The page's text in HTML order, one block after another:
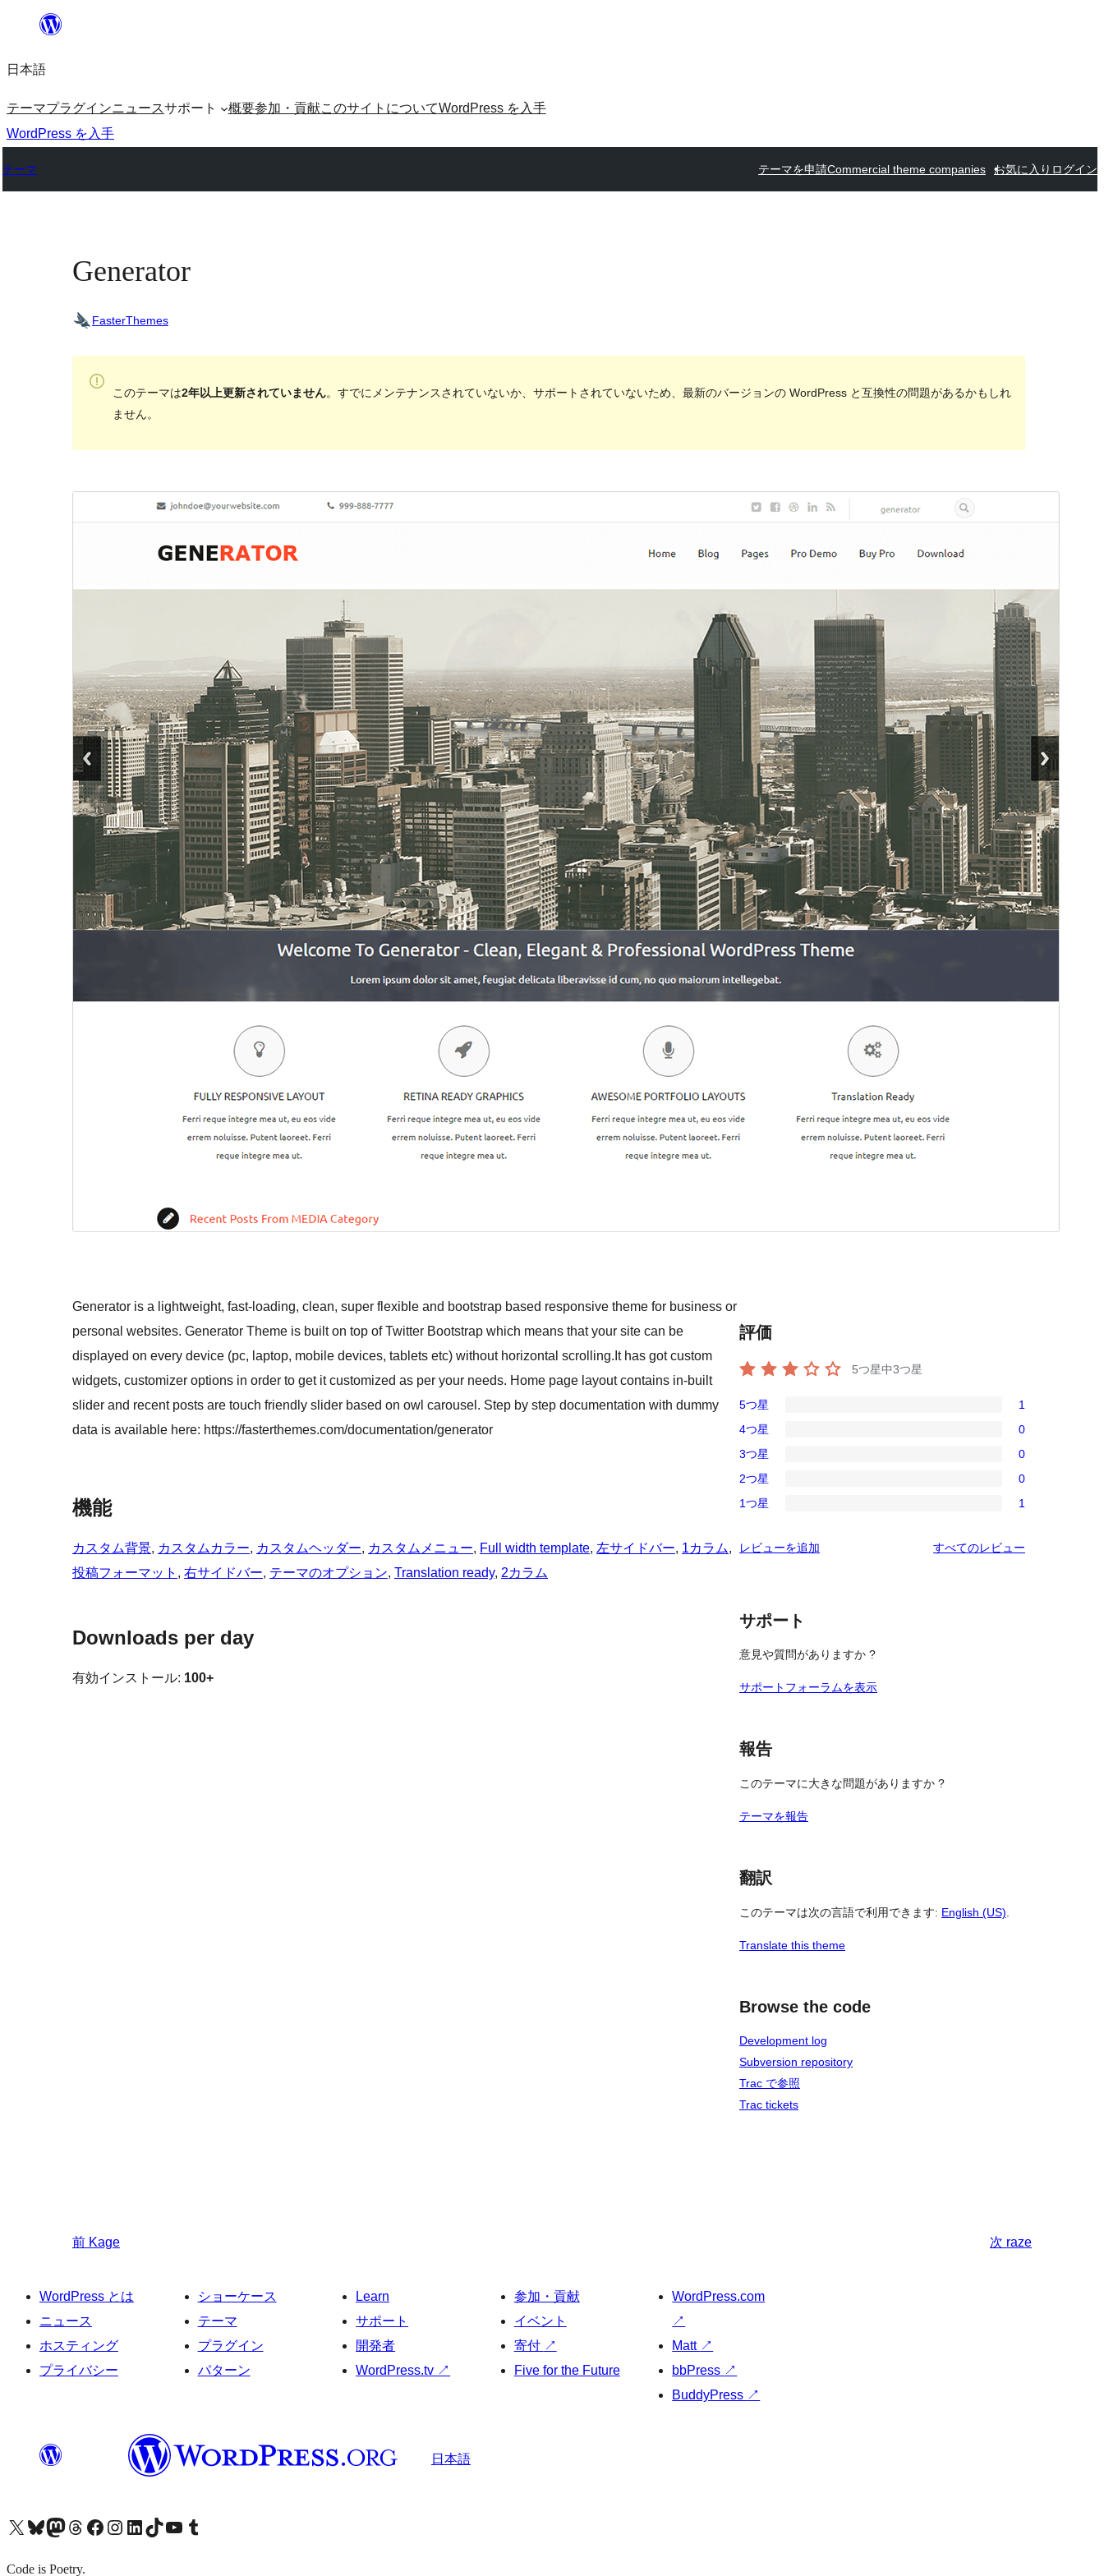
を
ッ
プ
日本語
テーマプラグインニュースサポート 概要参加・貢献このサイトについてWordPress を入手
WordPress を入手
テーマ テーマを申請Commercial theme companies お気に入り ログイン
Generator
FasterThemes
このテーマは2年以上更新されていません。すでにメンテナンスされていないか、サポートされていないため、最新のバージョンの WordPress と互換性の問題があるかもしれ
ません。
プレビュー ダウンロード
最終更新日
2021年6月16日
PHP バージョン
5.6
テーマのホームページ
Generator is a lightweight, fast-loading, clean, super flexible and bootstrap based responsive theme for business or
personal websites. Generator Theme is built on top of Twitter Bootstrap which means that your site can be
displayed on every device (pc, laptop, mobile devices, tablets etc) without horizontal scrolling.It has got custom
widgets, customizer options in order to get it customized as per your needs. Home page layout contains in-built
slider and recent posts are touch friendly slider based on owl carousel. Step by step documentation with dummy
data is available here: https://fasterthemes.com/documentation/generator
機能
カスタム背景, カスタムカラー, カスタムヘッダー, カスタムメニュー, Full width template, 左サイドバー, 1カラム
投稿フォーマット , 右サイドバー, テーマのオプション, Translation ready, 2カラム
Downloads per day
有効インストール: 100+
評価
5つ星中3つ星
5-
星
レ
ビ
ー
5つ星 1
4-
星
レ
ュ
4つ星 0
3-
星
ビ
3つ星 0
2-
レ
ー
2つ星 0
星
ュ
1つ星 1
レビューを追加 すべてのレビュー
サポート
意見や質問がありますか ?
サポートフォーラムを表示
報告
このテーマに大きな問題がありますか ?
テーマを報告
翻訳
このテーマは次の言語で利用できます: English (US)
Translate this theme
Browse the code
Development log
Subversion repository
Trac で参照
Trac tickets
前 Kage 次 raze
WordPress とは
ニュース
ホスティング
プライバシー
ショーケース
テーマ
プラグイン
パターン
Learn
サポート
開発者
WordPress.tv ↗
参加・貢献
イベント
寄付 ↗
Five for the Future
WordPress.com
↗
Matt ↗
bbPress ↗
BuddyPress ↗
日本語
X (旧 Twitter) アカウントへBluesky アカウントへMastodon アカウントへThreads アカウントへ Facebook ページへInstagram アカウントへ LinkedIn アカウントへTikTok アカウントへYouTube チャンネルへ Tumblr アカウントへ
Code is Poetry.